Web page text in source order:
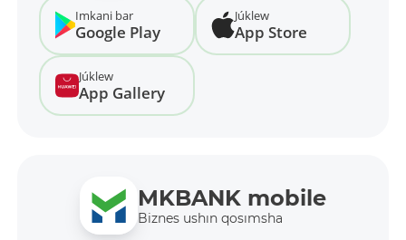
Imkani bar
Google Play
Júklew
App Store
Júklew
App Gallery
MKBANK mobile
Biznes ushın qosımsha